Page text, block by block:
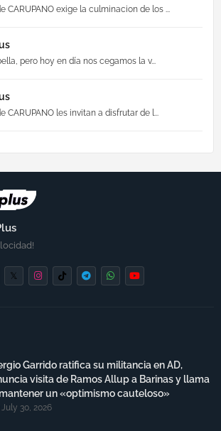
CARUPANO exige la culminacion de los ...
pero hoy en día nos cegamos la v...
CARUPANO les invitan a disfrutar de l...
Garrido ratifica su militancia en AD,
visita de Ramos Allup a Barinas y llama
un «optimismo cauteloso»
July 30, 2026